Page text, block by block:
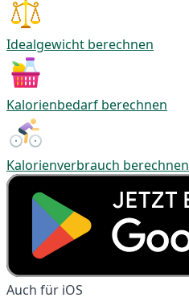
Idealgewicht berechnen
Kalorienbedarf berechnen
Kalorienverbrauch berechnen
Auch für iOS